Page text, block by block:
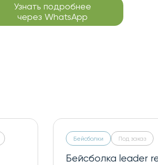
Узнать подробнее
через WhatsApp
Бейсболки Под заказ
Бейсболка leader